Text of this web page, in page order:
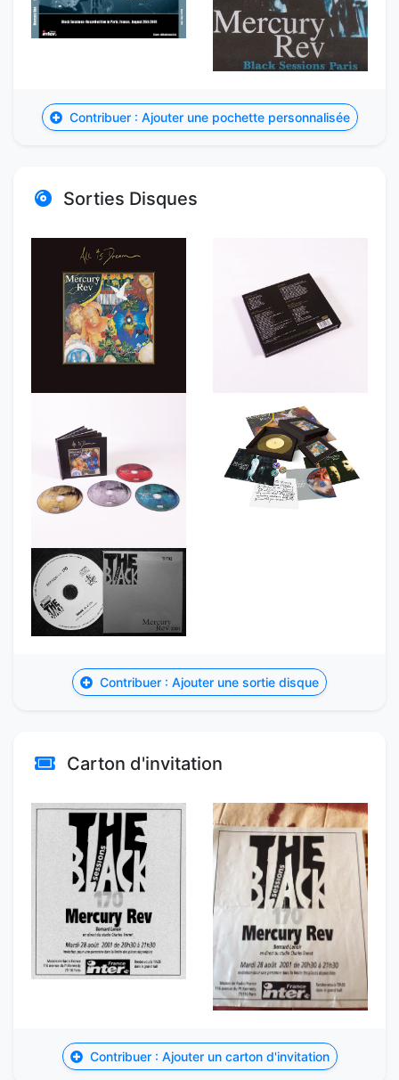
Contribuer : Ajouter une pochette personnalisée
Sorties Disques
Contribuer : Ajouter une sortie disque
Carton d'invitation
Contribuer : Ajouter un carton d'invitation